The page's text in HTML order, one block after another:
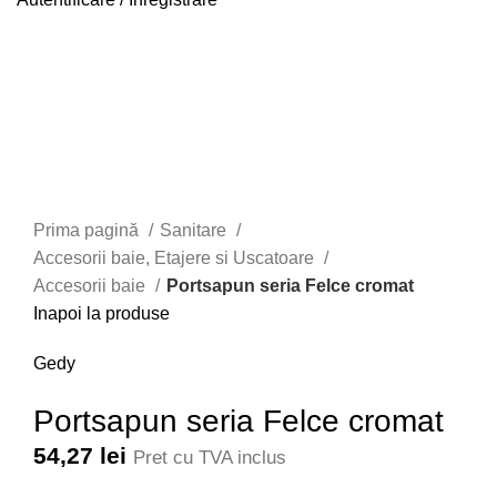
Prima pagină
Sanitare
Accesorii baie, Etajere si Uscatoare
Accesorii baie
Portsapun seria Felce cromat
Inapoi la produse
Gedy
Portsapun seria Felce cromat
54,27 lei Pret cu TVA inclus